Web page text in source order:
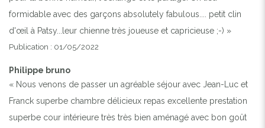
formidable avec des garçons absolutely fabulous.... petit clin
d'œil à Patsy...leur chienne très joueuse et capricieuse ;-) »
Publication : 01/05/2022
Philippe bruno
« Nous venons de passer un agréable séjour avec Jean-Luc et
Franck superbe chambre délicieux repas excellente prestation
superbe cour intérieure très très bien aménagé avec bon goût